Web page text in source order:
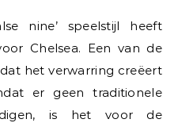
nine’ speelstijl heeft
Chelsea. Een van de
het verwarring creëert
er geen traditionele
is het voor de